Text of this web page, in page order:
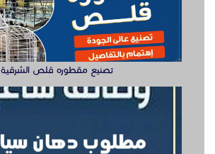
تصنيع مقطوره قلص الشرقية